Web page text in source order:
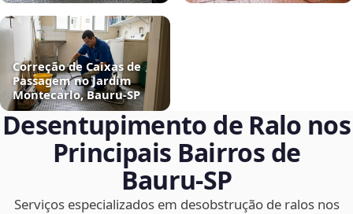
Correção de Caixas de
Passagem no Jardim
Montecarlo, Bauru‑SP
Desentupimento de Ralo nos
Principais Bairros de
Bauru‑SP
Serviços especializados em desobstrução de ralos nos